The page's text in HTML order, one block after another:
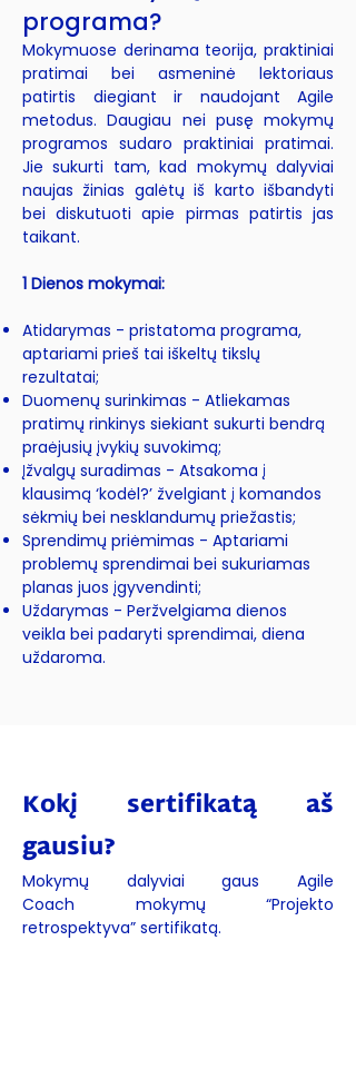
programa?
Mokymuose derinama teorija, praktiniai
pratimai bei asmeninė lektoriaus
patirtis diegiant ir naudojant Agile
metodus. Daugiau nei pusę mokymų
programos sudaro praktiniai pratimai.
Jie sukurti tam, kad mokymų dalyviai
naujas žinias galėtų iš karto išbandyti
bei diskutuoti apie pirmas patirtis jas
taikant.
1 Dienos mokymai:
Atidarymas - pristatoma programa,
aptariami prieš tai iškeltų tikslų
rezultatai;
Duomenų surinkimas - Atliekamas
pratimų rinkinys siekiant sukurti bendrą
praėjusių įvykių suvokimą;
Įžvalgų suradimas - Atsakoma į
klausimą ‘kodėl?’ žvelgiant į komandos
sėkmių bei nesklandumų priežastis;
Sprendimų priėmimas - Aptariami
problemų sprendimai bei sukuriamas
planas juos įgyvendinti;
Uždarymas - Peržvelgiama dienos
veikla bei padaryti sprendimai, diena
uždaroma.
Kokį sertifikatą aš
gausiu?
Mokymų dalyviai gaus Agile
Coach mokymų “Projekto
retrospektyva” sertifikatą.